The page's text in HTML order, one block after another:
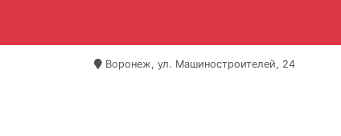
Воронеж, ул. Машиностроителей, 24